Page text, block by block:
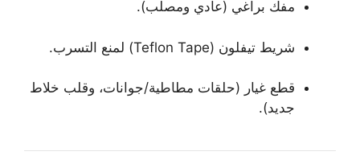
مفك براغي (عادي ومصلب).
شريط تيفلون (Teflon Tape) لمنع التسرب.
قطع غيار (حلقات مطاطية/جوانات، وقلب خلاط
جديد).